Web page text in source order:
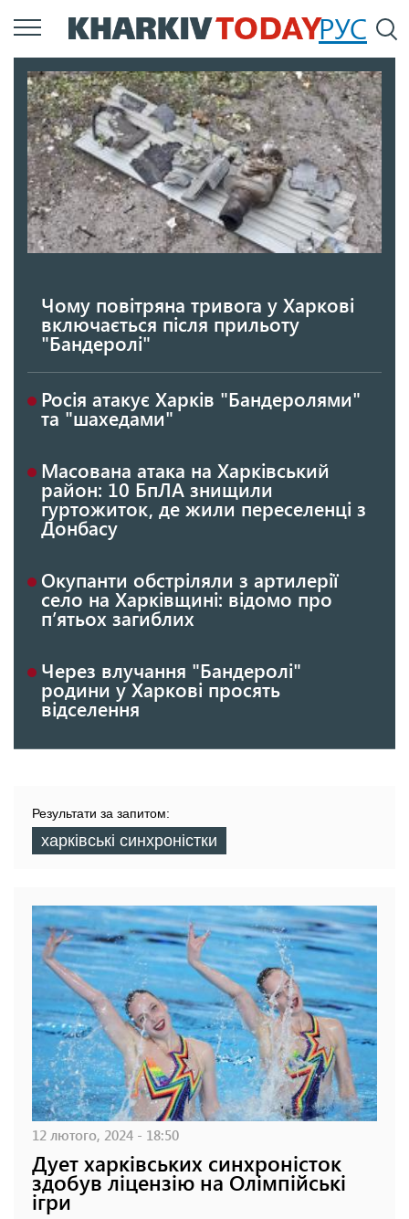
Перейти
до
вмісту
РУС
Чому повітряна тривога у Харкові
включається після прильоту
"Бандеролі"
Росія атакує Харків "Бандеролями"
та "шахедами"
Масована атака на Харківський
район: 10 БпЛА знищили
гуртожиток, де жили переселенці з
Донбасу
Окупанти обстріляли з артилерії
село на Харківщині: відомо про
п’ятьох загиблих
Через влучання "Бандеролі"
родини у Харкові просять
відселення
Результати за запитом:
харківські синхроністки
12 лютого, 2024 - 18:50
Дует харківських синхроністок
здобув ліцензію на Олімпійські
ігри